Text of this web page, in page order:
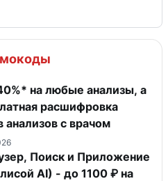
на любые анализы, а
расшифровка
анализов с врачом
Поиск и Приложение
AI) - до 1100 ₽ на